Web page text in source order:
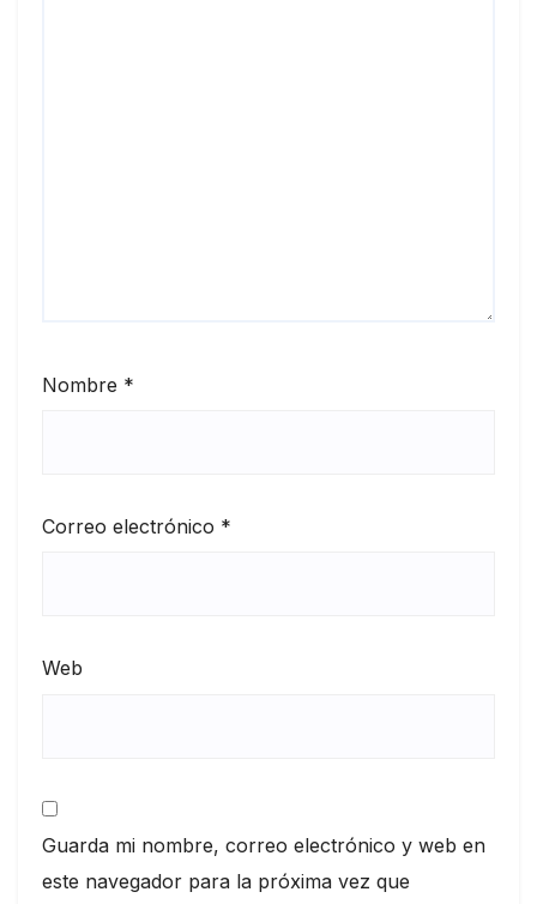
Nombre *
Correo electrónico *
Web
Guarda mi nombre, correo electrónico y web en
este navegador para la próxima vez que